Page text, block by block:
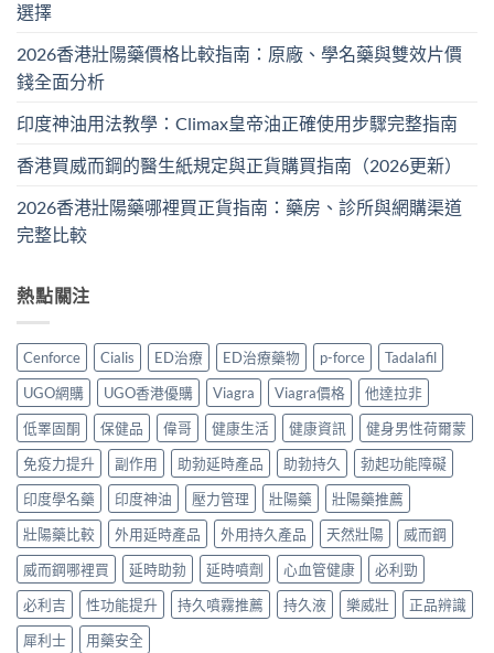
選擇
2026香港壯陽藥價格比較指南：原廠、學名藥與雙效片價
錢全面分析
印度神油用法教學：Climax皇帝油正確使用步驟完整指南
香港買威而鋼的醫生紙規定與正貨購買指南（2026更新）
2026香港壯陽藥哪裡買正貨指南：藥房、診所與網購渠道
完整比較
熱點關注
Cenforce Cialis ED治療 ED治療藥物 p-force
Tadalafil
UGO網購
UGO香港優購 Viagra Viagra價格
他達拉非
低睪固酮
保健品 偉哥 健康生活 健康資訊
健身男性荷爾蒙
免疫力提升
副作用 助勃延時產品 助勃持久
勃起功能障礙
印度學名藥
印度神油 壓力管理 壯陽藥
壯陽藥推薦
壯陽藥比較
外用延時產品 外用持久產品 天然壯陽
威而鋼
威而鋼哪裡買
延時助勃 延時噴劑 心血管健康
必利勁
必利吉
性功能提升 持久噴霧推薦 持久液 樂威壯
正品辨識
犀利士
用藥安全